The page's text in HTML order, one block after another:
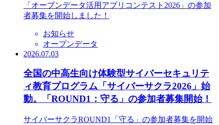
「オープンデータ活用アプリコンテスト2026」の参加
者募集を開始しました！
お知らせ
オープンデータ
2026.07.03
全国の中高生向け体験型サイバーセキュリテ
ィ教育プログラム「サイバーサクラ2026」始
動。「ROUND1：守る」の参加者募集開始！
サイバーサクラROUND1「守る」の参加者募集を開始